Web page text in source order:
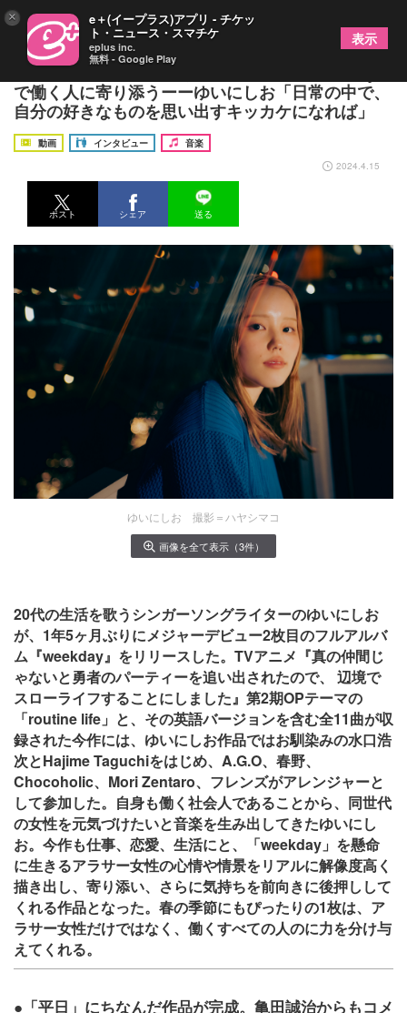
平日を楽しむヒントをくれるアルバム『weekday』
で働く人に寄り添うーーゆいにしお「日常の中で、
自分の好きなものを思い出すキッカケになれば」
動画 インタビュー
音楽
2024.4.15
ポスト シェア 送る
ゆいにしお 撮影＝ハヤシマコ
画像を全て表示（3件）
20代の生活を歌うシンガーソングライターのゆいにしお
が、1年5ヶ月ぶりにメジャーデビュー2枚目のフルアルバ
ム『weekday』をリリースした。TVアニメ『真の仲間じ
ゃないと勇者のパーティーを追い出されたので、 辺境で
スローライフすることにしました』第2期OPテーマの
「routine life」と、その英語バージョンを含む全11曲が収
録された今作には、ゆいにしお作品ではお馴染みの水口浩
次とHajime Taguchiをはじめ、A.G.O、春野、
Chocoholic、Mori Zentaro、フレンズがアレンジャーと
して参加した。自身も働く社会人であることから、同世代
の女性を元気づけたいと音楽を生み出してきたゆいにし
お。今作も仕事、恋愛、生活にと、「weekday」を懸命
に生きるアラサー女性の心情や情景をリアルに解像度高く
描き出し、寄り添い、さらに気持ちを前向きに後押しして
くれる作品となった。春の季節にもぴったりの1枚は、ア
ラサー女性だけではなく、働くすべての人のに力を分け与
えてくれる。
●「平日」にちなんだ作品が完成。亀田誠治からもコメ
× e＋(イープラス)アプリ - チケッ
ト・ニュース・スマチケ
eplus inc.
無料 - Google Play
表示